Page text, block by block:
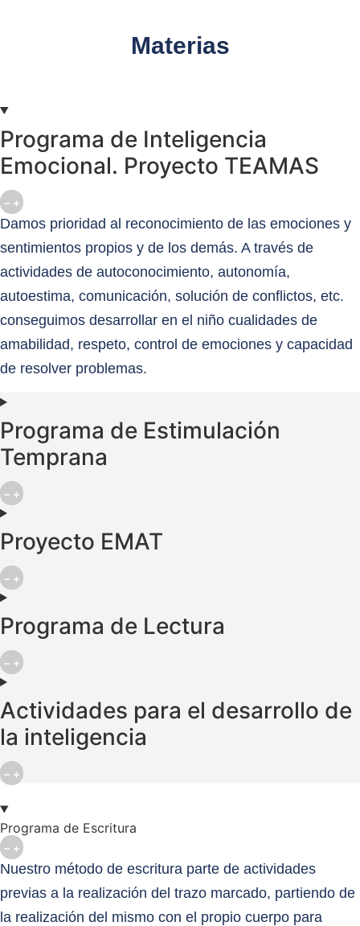
Materias
Programa de Inteligencia
Emocional. Proyecto TEAMAS
Damos prioridad al reconocimiento de las emociones y
sentimientos propios y de los demás. A través de
actividades de autoconocimiento, autonomía,
autoestima, comunicación, solución de conflictos, etc.
conseguimos desarrollar en el niño cualidades de
amabilidad, respeto, control de emociones y capacidad
de resolver problemas.
Programa de Estimulación
Temprana
Proyecto EMAT
Programa de Lectura
Actividades para el desarrollo de
la inteligencia
Programa de Escritura
Nuestro método de escritura parte de actividades
previas a la realización del trazo marcado, partiendo de
la realización del mismo con el propio cuerpo para